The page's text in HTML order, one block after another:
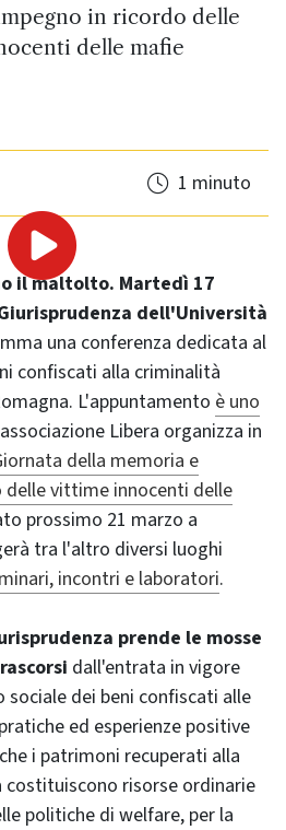
in ricordo delle
delle mafie
1 minuto
il maltolto. Martedì 17
dell'Università
una conferenza dedicata al
confiscati alla criminalità
L'appuntamento è uno
Libera organizza in
della memoria e
vittime innocenti delle
prossimo 21 marzo a
tra l'altro diversi luoghi
incontri e laboratori.
prende le mosse
dall'entrata in vigore
sociale dei beni confiscati alle
ed esperienze positive
i patrimoni recuperati alla
risorse ordinarie
politiche di welfare, per la